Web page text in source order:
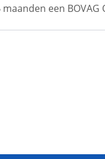
maanden een